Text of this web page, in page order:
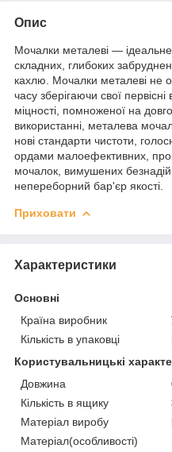
Опис
Мочалки металеві —
складних, глибоких
кахлю. Мочалки металеві не
часу зберігаючи свої
міцності, помноженої на
використанні, металева
нові стандарти чистоти,
ордами малоефективних,
мочалок, вимушених
непереборний бар'єр якості.
Приховати
Характеристики
Основні
Країна виробник
Кількість в упаковці
Користувальницькі
Довжина
Кількість в ящику
Матеріал виробу
Матеріал(особливості)